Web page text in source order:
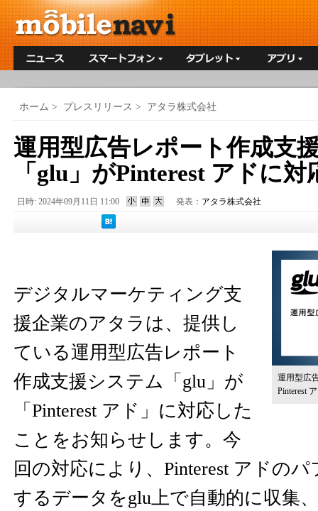
ホーム > プレスリリース > アタラ株式会社
運用型広告レポート作成支
「glu」がPinterest アドに対
日時: 2024年09月11日 11:00 発表： アタラ株式会社
運用型広
Pinterest
デジタルマーケティング支
援企業のアタラは、提供し
ている運用型広告レポート
作成支援システム「glu」が
「Pinterest アド」に対応した
ことをお知らせします。今
回の対応により、Pinterest アドの
するデータをglu上で自動的に収集